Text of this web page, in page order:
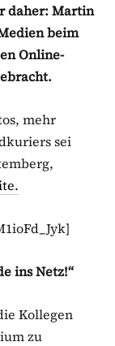
daher: Martin
beim
Online-
mehr
sei
ins Netz!“
Kollegen
zu